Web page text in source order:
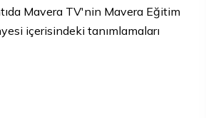
Mavera TV'nin Mavera Eğitim
içerisindeki tanımlamaları